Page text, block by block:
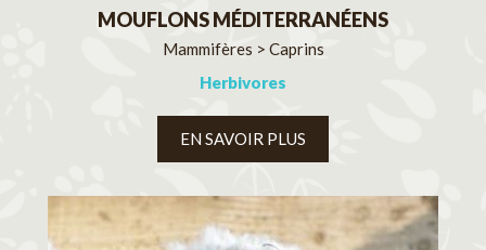
MOUFLONS MÉDITERRANÉENS
Mammifères > Caprins
Herbivores
EN SAVOIR PLUS